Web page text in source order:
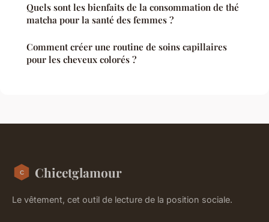
Quels sont les bienfaits de la consommation de thé
matcha pour la santé des femmes ?
Comment créer une routine de soins capillaires
pour les cheveux colorés ?
Chicetglamour
Le vêtement, cet outil de lecture de la position sociale.